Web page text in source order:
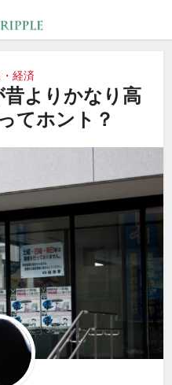
経済
よりかなり高
てホント？